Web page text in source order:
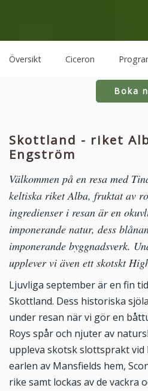
Översikt Ciceron
Boka
Skottland - riket
Engström
Välkommen på en resa med
keltiska riket Alba, fruktat av
ingredienser i resan är en
imponerande natur, dess
imponerande byggnadsverk.
upplever vi även ett skotskt
Ljuvliga september är en fin
Skottland. Dess historiska
under resan när vi gör en
Roys spår och njuter av
uppleva skotsk slottsprakt vid
earlen av Mansfields hem,
rike samt lockas av de vackra